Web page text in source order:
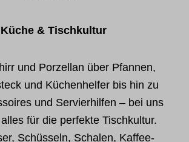
Küche & Tischkultur
und Porzellan über Pfannen,
und Küchenhelfer bis hin zu
und Servierhilfen – bei uns
für die perfekte Tischkultur.
Schüsseln, Schalen, Kaffee-